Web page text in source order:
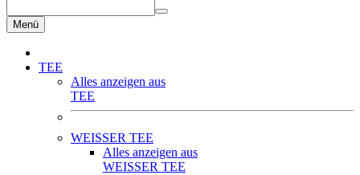
Menü
TEE
Alles anzeigen aus
TEE
WEISSER TEE
Alles anzeigen aus
WEISSER TEE